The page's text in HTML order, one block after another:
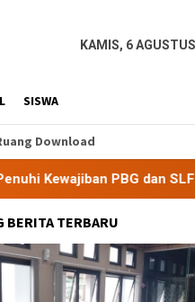
KAMIS, 6
SISWA
Download
PBG dan SLF BEM
BERITA TERBARU